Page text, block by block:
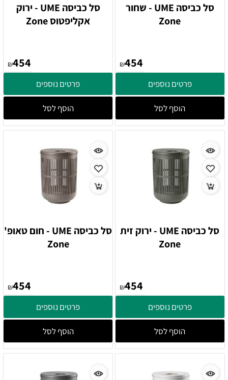
סל כביסה UME - שחור
Zone
₪454
פרטים נוספים
הוסף לסל
סל כביסה UME - ירוק
אקליפטוס Zone
₪454
פרטים נוספים
הוסף לסל
סל כביסה UME - ירוק זית
Zone
₪454
פרטים נוספים
הוסף לסל
סל כביסה UME - חום טאופ'
Zone
₪454
פרטים נוספים
הוסף לסל